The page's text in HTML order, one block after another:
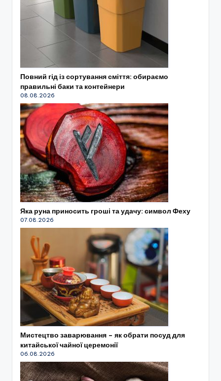
Повний гід із сортування сміття: обираємо
правильні баки та контейнери
08.08.2026
Яка руна приносить гроші та удачу: символ Феху
07.08.2026
Мистецтво заварювання – як обрати посуд для
китайської чайної церемонії
06.08.2026